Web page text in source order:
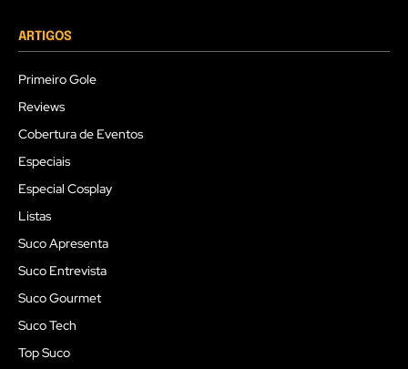
ARTIGOS
Primeiro Gole
Reviews
Cobertura de Eventos
Especiais
Especial Cosplay
Listas
Suco Apresenta
Suco Entrevista
Suco Gourmet
Suco Tech
Top Suco